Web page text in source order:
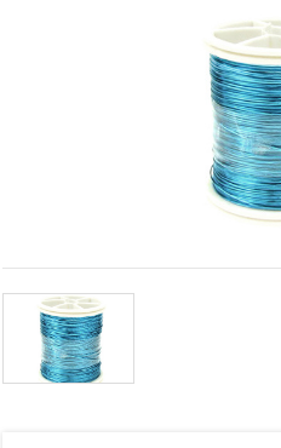
да
показваме
релевантно
съдържание
и реклами,
включително